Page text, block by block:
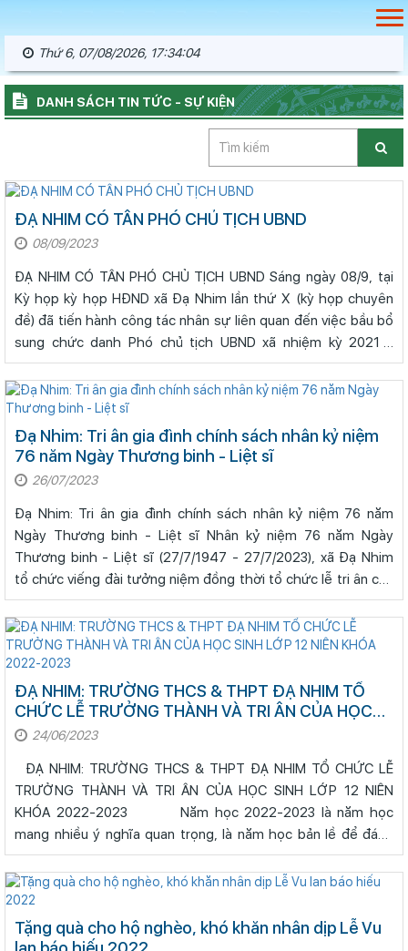
Thứ 6, 07/08/2026, 17:34:04
DANH SÁCH TIN TỨC - SỰ KIỆN
ĐẠ NHIM CÓ TÂN PHÓ CHỦ TỊCH UBND
08/09/2023
ĐẠ NHIM CÓ TÂN PHÓ CHỦ TỊCH UBND Sáng ngày 08/9, tại
Kỳ họp kỳ họp HĐND xã Đạ Nhim lần thứ X (kỳ họp chuyên
đề) đã tiến hành công tác nhân sự liên quan đến việc bầu bổ
sung chức danh Phó chủ tịch UBND xã nhiệm kỳ 2021 -
2026. Ông Phạm Văn Thịnh, Cô
Đạ Nhim: Tri ân gia đình chính sách nhân kỷ niệm
76 năm Ngày Thương binh - Liệt sĩ
26/07/2023
Đạ Nhim: Tri ân gia đình chính sách nhân kỷ niệm 76 năm
Ngày Thương binh - Liệt sĩ Nhân kỷ niệm 76 năm Ngày
Thương binh - Liệt sĩ (27/7/1947 - 27/7/2023), xã Đạ Nhim
tổ chức viếng đài tưởng niệm đồng thời tổ chức lễ tri ân các
gia đình chính sách, n
ĐẠ NHIM: TRƯỜNG THCS & THPT ĐẠ NHIM TỔ
CHỨC LỄ TRƯỞNG THÀNH VÀ TRI ÂN CỦA HỌC
SINH LỚP 12 NIÊN KHÓA 2022-2023
24/06/2023
TRƯỞNG THÀNH VÀ TRI ÂN CỦA HỌC SINH LỚP 12 NIÊN
KHÓA 2022-2023 Năm học 2022-2023 là năm học
mang nhiều ý nghĩa quan trọng, là năm học bản lề để đánh
giá kết quả thực hiện giữa nhiệm kỳ Nghị q
Tặng quà cho hộ nghèo, khó khăn nhân dịp Lễ Vu